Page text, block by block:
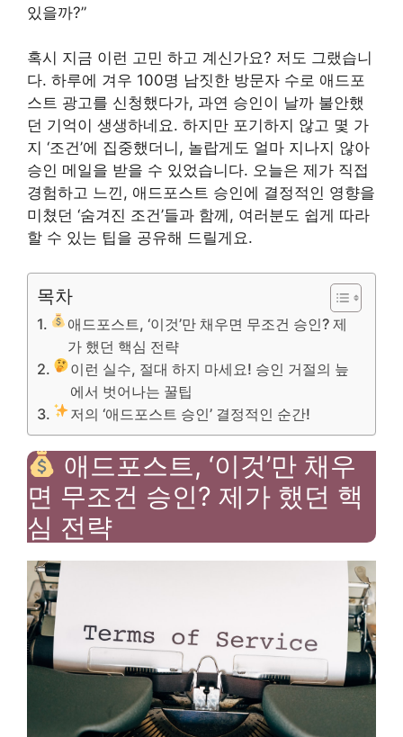
있을까?”
혹시 지금 이런 고민 하고 계신가요? 저도 그랬습니
다. 하루에 겨우 100명 남짓한 방문자 수로 애드포
스트 광고를 신청했다가, 과연 승인이 날까 불안했
던 기억이 생생하네요. 하지만 포기하지 않고 몇 가
지 ‘조건’에 집중했더니, 놀랍게도 얼마 지나지 않아
승인 메일을 받을 수 있었습니다. 오늘은 제가 직접
경험하고 느낀, 애드포스트 승인에 결정적인 영향을
미쳤던 ‘숨겨진 조건’들과 함께, 여러분도 쉽게 따라
할 수 있는 팁을 공유해 드릴게요.
목차
애드포스트, ‘이것’만 채우면 무조건 승인? 제
가 했던 핵심 전략
이런 실수, 절대 하지 마세요! 승인 거절의 늪
에서 벗어나는 꿀팁
저의 ‘애드포스트 승인’ 결정적인 순간!
애드포스트, ‘이것’만 채우
면 무조건 승인? 제가 했던 핵
심 전략